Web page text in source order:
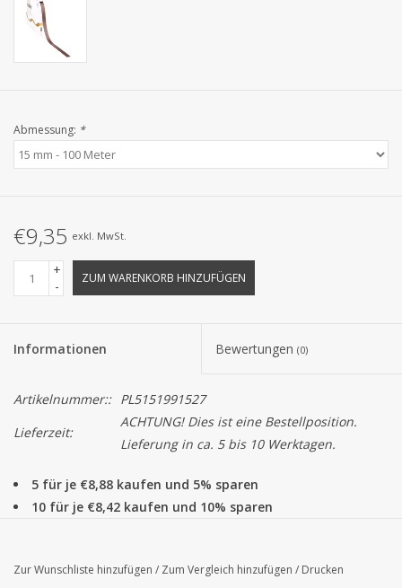
Abmessung: *
€9,35 exkl. MwSt.
+
-
ZUM WARENKORB HINZUFÜGEN
Informationen Bewertungen (0)
Artikelnummer:: PL5151991527
Lieferzeit:
ACHTUNG! Dies ist eine Bestellposition.
Lieferung in ca. 5 bis 10 Werktagen.
5 für je €8,88 kaufen und 5% sparen
10 für je €8,42 kaufen und 10% sparen
Schachteln, Beuteln und anderen Verpackungen passt. Alle Bel
Zur Wunschliste hinzufügen / Zum Vergleich hinzufügen / Drucken